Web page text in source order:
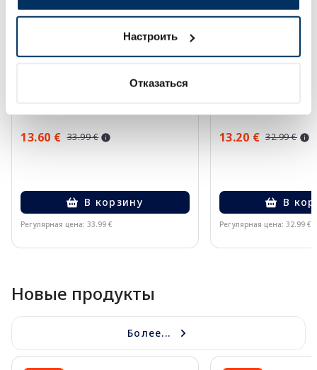
Настроить
Отказаться
13.60 € 33.99 €
В корзину
Регулярная цена: 33.99 €
13.20 € 32.99 €
В
Регулярная цена: 32.99 €
Новые продукты
Более...